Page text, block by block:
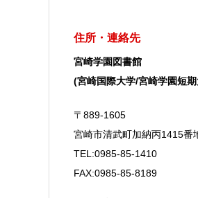
住所・連絡先
宮崎学園図書館
(宮崎国際大学/宮崎学園短
〒889-1605
宮崎市清武町加納丙1415番
TEL:0985-85-1410
FAX:0985-85-8189